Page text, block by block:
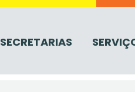
SECRETARIAS